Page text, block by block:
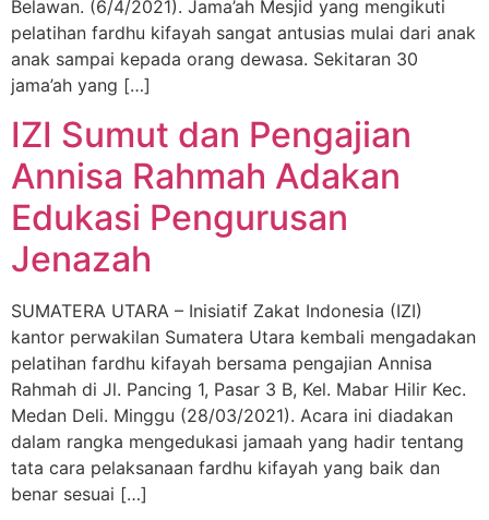
Belawan. (6/4/2021). Jama’ah Mesjid yang mengikuti
pelatihan fardhu kifayah sangat antusias mulai dari anak
anak sampai kepada orang dewasa. Sekitaran 30
jama’ah yang […]
IZI Sumut dan Pengajian
Annisa Rahmah Adakan
Edukasi Pengurusan
Jenazah
SUMATERA UTARA – Inisiatif Zakat Indonesia (IZI)
kantor perwakilan Sumatera Utara kembali mengadakan
pelatihan fardhu kifayah bersama pengajian Annisa
Rahmah di Jl. Pancing 1, Pasar 3 B, Kel. Mabar Hilir Kec.
Medan Deli. Minggu (28/03/2021). Acara ini diadakan
dalam rangka mengedukasi jamaah yang hadir tentang
tata cara pelaksanaan fardhu kifayah yang baik dan
benar sesuai […]